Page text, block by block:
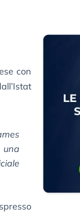
con
una